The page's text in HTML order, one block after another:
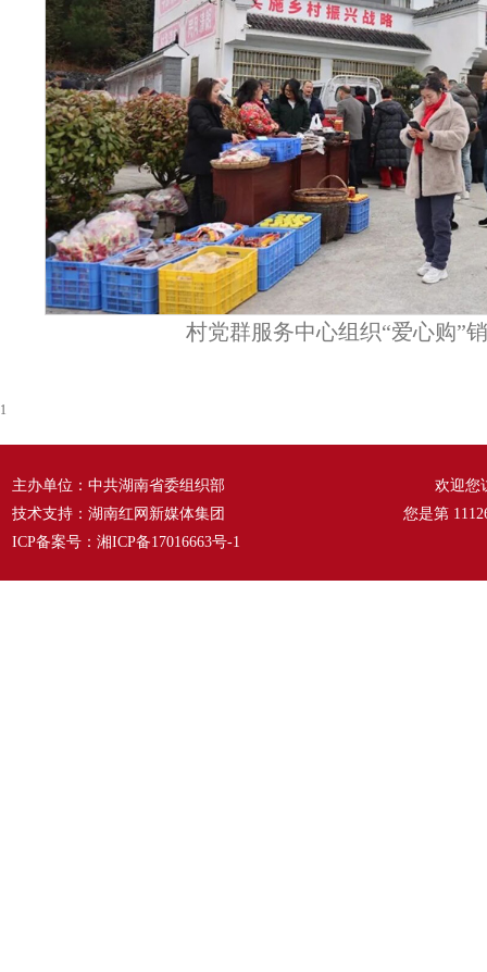
村党群服务中心组织“爱心购”
1
主办单位：中共湖南省委组织部
技术支持：湖南红网新媒体集团
ICP备案号： 湘ICP备17016663号-1
欢迎您
您是第